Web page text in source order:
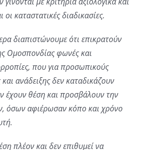
καταστατικές διαδικασίες.
διαπιστώνουμε ότι επικρατούν
Ομοσπονδίας φωνές και
που για προσωπικούς
ανάδειξης δεν καταδικάζουν
έχουν θέση και προσβάλουν την
όσων αφιέρωσαν κόπο και χρόνο
πλέον και δεν επιθυμεί να